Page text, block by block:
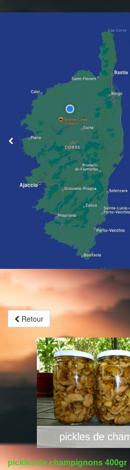
Retour
pickles de
pickles de champignons 400gr